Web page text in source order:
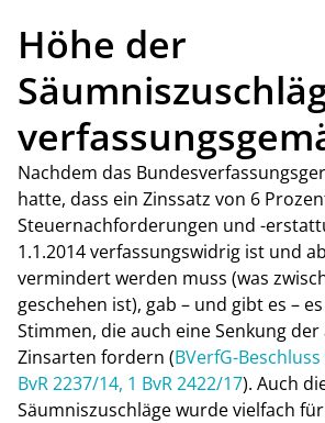
Höhe der
Nachdem das
hatte, dass ein Zinssatz von 6
Steuernachforderungen und -
1.1.2014 verfassungswidrig ist und
vermindert werden muss (was
geschehen ist), gab – und gibt es –
Stimmen, die auch eine Senkung
Zinsarten fordern (BVerfG-
BvR 2237/14, 1 BvR 2422/17). Auch
Säumniszuschläge wurde vielfach für